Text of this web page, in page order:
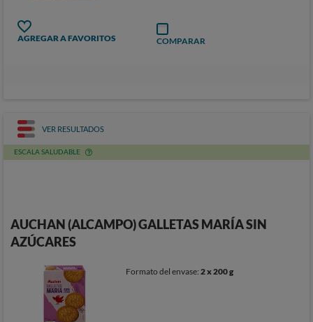
AGREGAR A FAVORITOS COMPARAR
VER RESULTADOS
ESCALA SALUDABLE
AUCHAN (ALCAMPO) GALLETAS MARÍA SIN
AZÚCARES
Formato del envase:2 x 200 g